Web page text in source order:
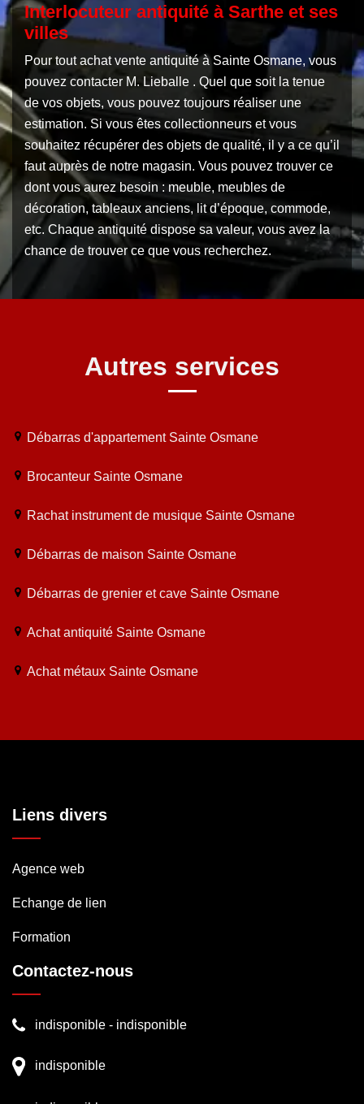
Interlocuteur antiquité à Sarthe et ses
villes
Pour tout achat vente antiquité à Sainte Osmane, vous
pouvez contacter M. Lieballe . Quel que soit la tenue
de vos objets, vous pouvez toujours réaliser une
estimation. Si vous êtes collectionneurs et vous
souhaitez récupérer des objets de qualité, il y a ce qu’il
faut auprès de notre magasin. Vous pouvez trouver ce
dont vous aurez besoin : meuble, meubles de
décoration, tableaux anciens, lit d’époque, commode,
etc. Chaque antiquité dispose sa valeur, vous avez la
chance de trouver ce que vous recherchez.
Autres services
Débarras d'appartement Sainte Osmane
Brocanteur Sainte Osmane
Rachat instrument de musique Sainte Osmane
Débarras de maison Sainte Osmane
Débarras de grenier et cave Sainte Osmane
Achat antiquité Sainte Osmane
Achat métaux Sainte Osmane
Liens divers
Agence web
Echange de lien
Formation
Contactez-nous
indisponible - indisponible
indisponible